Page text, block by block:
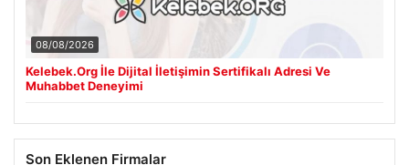
08/08/2026
Kelebek.Org İle Dijital İletişimin Sertifikalı Adresi Ve
Muhabbet Deneyimi
Son Eklenen Firmalar